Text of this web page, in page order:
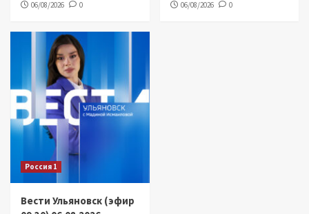
06/08/2026 0 06/08/2026 0
Россия 1
Вести Ульяновск (эфир